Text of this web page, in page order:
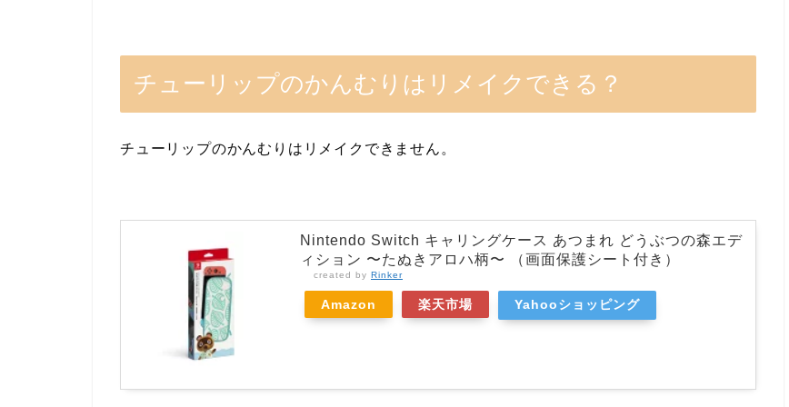
チューリップのかんむりはリメイクできる？
チューリップのかんむりはリメイクできません。
Nintendo Switch キャリングケース あつまれ どうぶつの森エデ
ィション 〜たぬきアロハ柄〜 （画面保護シート付き）
created by Rinker
Amazon 楽天市場 Yahooショッピング